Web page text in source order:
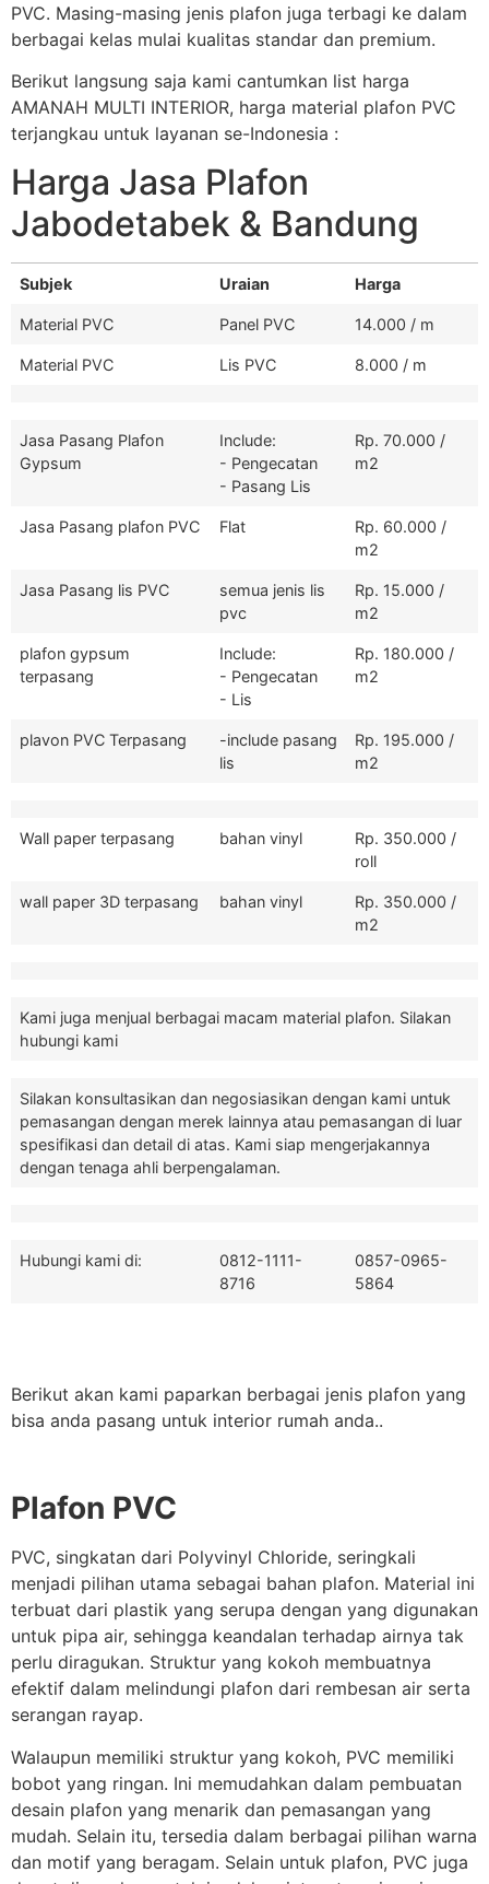
PVC. Masing-masing jenis plafon juga terbagi ke dalam
berbagai kelas mulai kualitas standar dan premium.
Berikut langsung saja kami cantumkan list harga
AMANAH MULTI INTERIOR, harga material plafon PVC
terjangkau untuk layanan se-Indonesia :
Harga Jasa Plafon
Jabodetabek & Bandung
Subjek Uraian Harga
Material PVC Panel PVC 14.000 / m
Material PVC Lis PVC 8.000 / m
Jasa Pasang Plafon
Gypsum
Include:
- Pengecatan
- Pasang Lis
Rp. 70.000 /
m2
Jasa Pasang plafon PVC Flat
Rp. 60.000 /
m2
Jasa Pasang lis PVC
semua jenis lis
pvc
Rp. 15.000 /
m2
plafon gypsum
terpasang
Include:
- Pengecatan
- Lis
Rp. 180.000 /
m2
plavon PVC Terpasang
-include pasang
lis
Rp. 195.000 /
m2
Wall paper terpasang bahan vinyl
Rp. 350.000 /
roll
wall paper 3D terpasang bahan vinyl
Rp. 350.000 /
m2
Kami juga menjual berbagai macam material plafon. Silakan
hubungi kami
Silakan konsultasikan dan negosiasikan dengan kami untuk
pemasangan dengan merek lainnya atau pemasangan di luar
spesifikasi dan detail di atas. Kami siap mengerjakannya
dengan tenaga ahli berpengalaman.
Hubungi kami di:
0812-1111-
8716
0857-0965-
5864
Berikut akan kami paparkan berbagai jenis plafon yang
bisa anda pasang untuk interior rumah anda..
Plafon PVC
PVC, singkatan dari Polyvinyl Chloride, seringkali
menjadi pilihan utama sebagai bahan plafon. Material ini
terbuat dari plastik yang serupa dengan yang digunakan
untuk pipa air, sehingga keandalan terhadap airnya tak
perlu diragukan. Struktur yang kokoh membuatnya
efektif dalam melindungi plafon dari rembesan air serta
serangan rayap.
Walaupun memiliki struktur yang kokoh, PVC memiliki
bobot yang ringan. Ini memudahkan dalam pembuatan
desain plafon yang menarik dan pemasangan yang
mudah. Selain itu, tersedia dalam berbagai pilihan warna
dan motif yang beragam. Selain untuk plafon, PVC juga